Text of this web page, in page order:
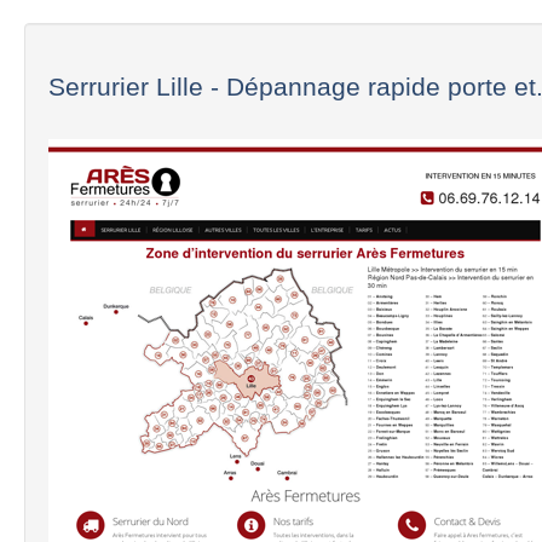
Serrurier Lille - Dépannage rapide porte